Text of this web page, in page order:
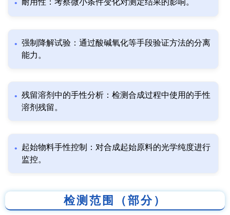
耐用性：考察微小条件变化对测定结果的影响。
强制降解试验：通过酸碱氧化等手段验证方法的分离
能力。
残留溶剂中的手性分析：检测合成过程中使用的手性
溶剂残留。
起始物料手性控制：对合成起始原料的光学纯度进行
监控。
检测范围（部分）